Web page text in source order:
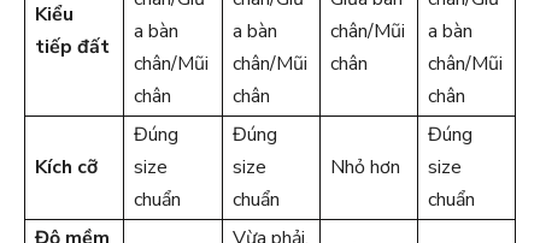
Kiểu
tiếp đất
a bàn
chân/Mũi
chân
a bàn
chân/Mũi
chân
chân/Mũi
chân
a bàn
chân/Mũi
chân
Kích cỡ
Đúng
size
chuẩn
Đúng
size
chuẩn
Nhỏ hơn
Đúng
size
chuẩn